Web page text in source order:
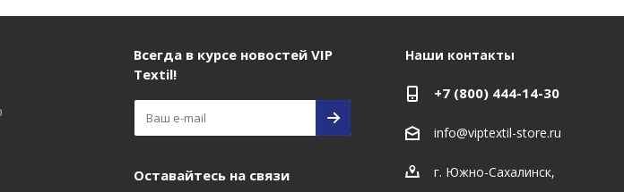
Всегда в курсе новостей VIP
Textil!
Оставайтесь на связи
Наши контакты
+7 (800) 444-14-30
info@viptextil-store.ru
г. Южно-Сахалинск,